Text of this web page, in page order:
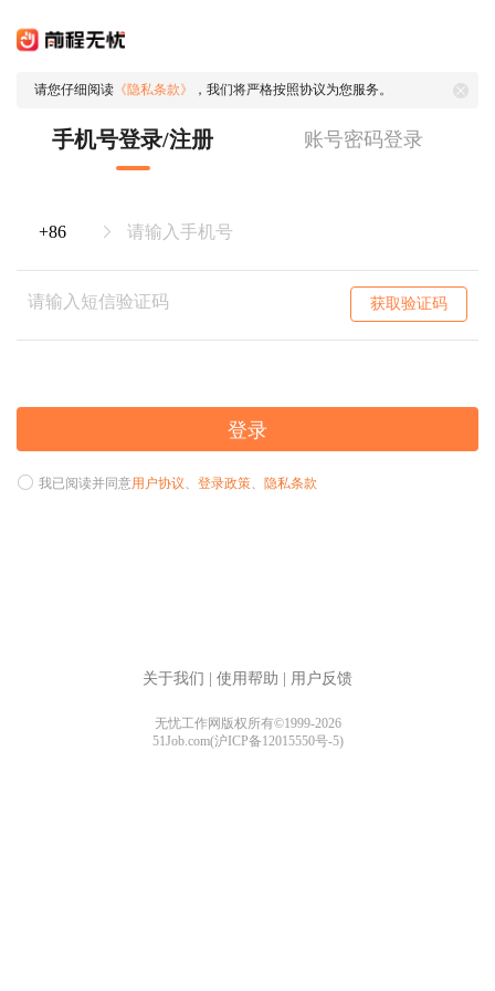
请您仔细阅读 《隐私条款》 ，我们将严格按照协议为您服务。
手机号登录/注册 账号密码登录
获取验证码
登录
我已阅读并同意用户协议、 登录政策、 隐私条款
关于我们 使用帮助 用户反馈
无忧工作网版权所有©1999-2026
51Job.com(沪ICP备12015550号-5)